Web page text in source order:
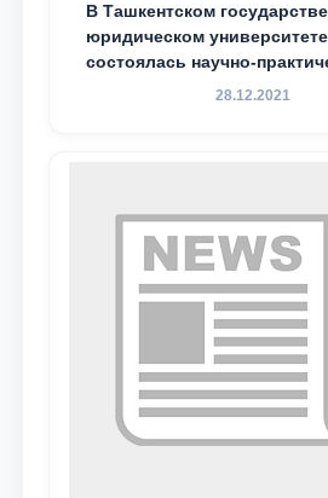
В Ташкентском
юридическом университете
состоялась научно-
конференция магистрантов
28.12.2021